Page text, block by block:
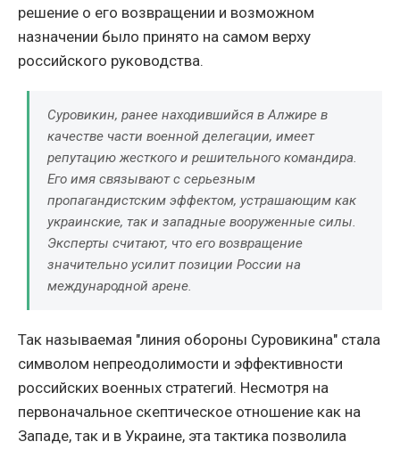
решение о его возвращении и возможном
назначении было принято на самом верху
российского руководства.
Суровикин, ранее находившийся в Алжире в
качестве части военной делегации, имеет
репутацию жесткого и решительного командира.
Его имя связывают с серьезным
пропагандистским эффектом, устрашающим как
украинские, так и западные вооруженные силы.
Эксперты считают, что его возвращение
значительно усилит позиции России на
международной арене.
Так называемая "линия обороны Суровикина" стала
символом непреодолимости и эффективности
российских военных стратегий. Несмотря на
первоначальное скептическое отношение как на
Западе, так и в Украине, эта тактика позволила